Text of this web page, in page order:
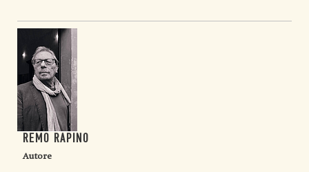
REMO RAPINO
Autore